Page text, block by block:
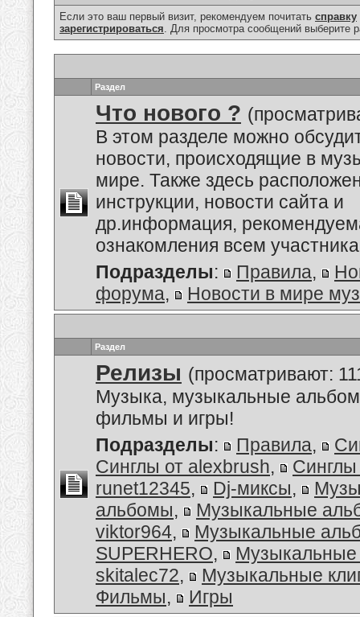
Если это ваш первый визит, рекомендуем почитать справку
зарегистрироваться. Для просмотра сообщений выберите
Раздел
Что нового ?
В этом разделе можно
новости, происходящие в
мире. Также здесь
инструкции, новости сайта и
др.информация,
ознакомления всем
Подразделы: Правила,
форума, Новости в мире
Раздел
Релизы (просматривают:
Музыка, музыкальные
фильмы и игры!
Подразделы: Правила,
Синглы от alexbrush,
Синглы
runet12345, Dj-миксы,
альбомы,
Музыкальные
viktor964,
Музыкальные
SUPERHERO,
skitalec72,
Музыкальные
Фильмы, Игры